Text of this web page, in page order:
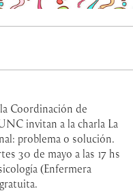
Coordinación de
invitan a la charla La
problema o solución.
30 de mayo a las 17 hs
(Enfermera